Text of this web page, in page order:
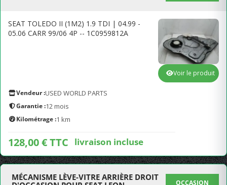
SEAT TOLEDO II (1M2) 1.9 TDI | 04.99 -
05.06 CARR 99/06 4P -- 1C0959812A
Vendeur :USED WORLD PARTS
Garantie :12 mois
Kilométrage :1 km
128,00 € TTC livraison incluse
Voir le produit
MÉCANISME LÈVE-VITRE ARRIÈRE DROIT
OCCASION